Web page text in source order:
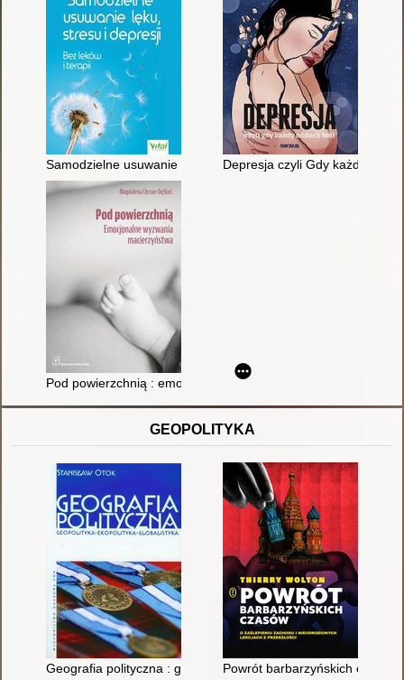
Samodzielne usuwanie lęku, stresu i depresji : bez leków i
Depresja czyli Gdy każdy
Pod powierzchnią : emocjonalne wyzwania macierzyństwa
GEOPOLITYKA
Geografia polityczna : geopolityka, ekopolityka, globalistyka
Powrót barbarzyńskich